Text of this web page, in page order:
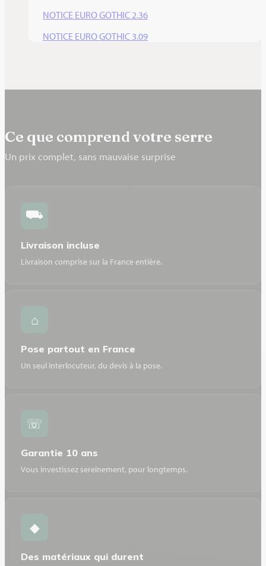
8,30 2,85
NOTICE EURO GOTHIC 2.36
NOTICE EURO GOTHIC 3.09
Ce que comprend votre serre
Un prix complet, sans mauvaise surprise
⛟
Livraison incluse
Livraison comprise sur la France entière.
⌂
Pose partout en France
Un seul interlocuteur, du devis à la pose.
☏
Garantie 10 ans
Vous investissez sereinement, pour longtemps.
◆
Des matériaux qui durent